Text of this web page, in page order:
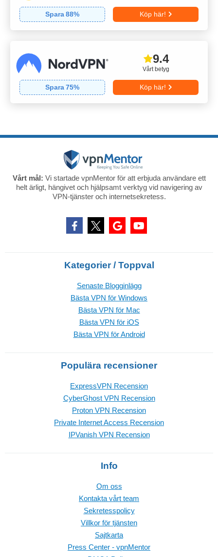
Spara88% Köp här!
Vårt betyg
9.4
Spara75% Köp här!
Vårt mål: Vi startade vpnMentor för att erbjuda användare ett
helt ärligt, hängivet och hjälpsamt verktyg vid navigering av
VPN-tjänster och internetsekretess.
Kategorier / Toppval
Senaste Blogginlägg
Bästa VPN för Windows
Bästa VPN för Mac
Bästa VPN för iOS
Bästa VPN för Android
Populära recensioner
ExpressVPN Recension
CyberGhost VPN Recension
Proton VPN Recension
Private Internet Access Recension
IPVanish VPN Recension
Info
Om oss
Kontakta vårt team
Sekretesspolicy
Villkor för tjänsten
Sajtkarta
Press Center - vpnMentor